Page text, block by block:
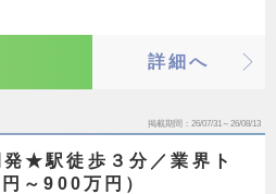
詳細へ
掲載期間 26/07/31～26/08/13
★駅徒歩３分／業界ト
～900万円）